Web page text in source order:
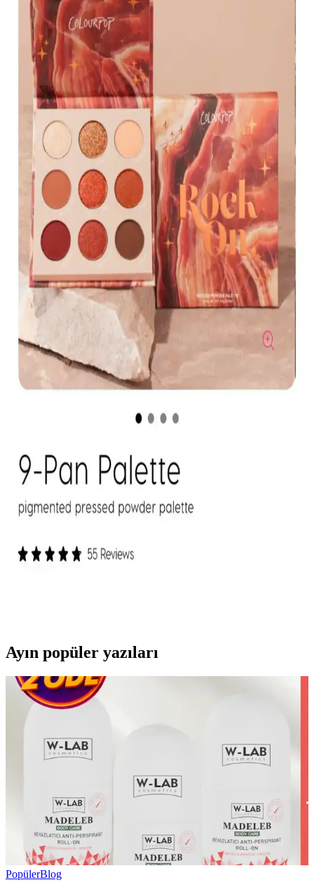
KIKO Creamy Lipgloss 107 Magenta Dudak
Parlatıcısı: Canlı ve Uzun Süre Kalıcı Renkli
Makyaj
KIKO'nun 107 Magenta dudak parlatıcısı, yoğun renk ve parlaklık
sunar. Pratik uygulama ve uzun süre kalıcılığıyla günlük makyajda
tercih edilen, hafif ve nemlendirici formülüyle dikkat çeker.
Muğgan 3'lü Açılı Fırçalı Kaş Boyası Seti İncelemesi
ve Kullanıcı Yorumları
Muğgan 3'lü kaş boyası seti, suya ve tere dayanıklı formülüyle
pratik kullanım sağlar. Renk seçenekleri ve kullanıcı deneyimleri
hakkında detaylı bilgi içerir.
Koyu Göz Altı Morluklarını Kapatmada Renk
Düzelticiler ve Kapatıcıların Etkili Kullanımı
Koyu göz altı morlukları için şeftali ve turuncu renk düzelticiler ile
tam kapatıcılık sağlayan ürünlerin kullanımı, doğru uygulama
teknikleri ve önerilen markalar detaylı şekilde ele alınıyor.
Kapatıcı ve Fondöten Arasındaki Farklar ve
Başlangıç İçin Kapatıcının Avantajları
Kapatıcı ve fondöten arasındaki temel farklar, kullanım alanları ve
uygulama zorlukları makyaj başlangıcında tercih nedenlerini
Doğal Dudaklar İçin Uygun Seçenek
Mac XIMAL Silky Matte Ruj, yüksek pigmentasyon ve doğal
ambalajıyla öne çıkan şık bir makyaj ürünüdür.
Performansı ve Kullanıcı Deneyimleri
Ayın popüler yazıları
PopülerBlog